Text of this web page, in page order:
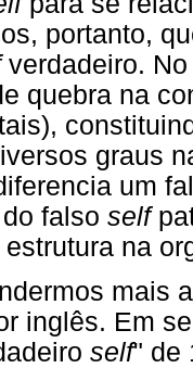
portanto,
verdadeiro.
quebra na
graus
um
falso self
na
mais
inglês. Em
self" de